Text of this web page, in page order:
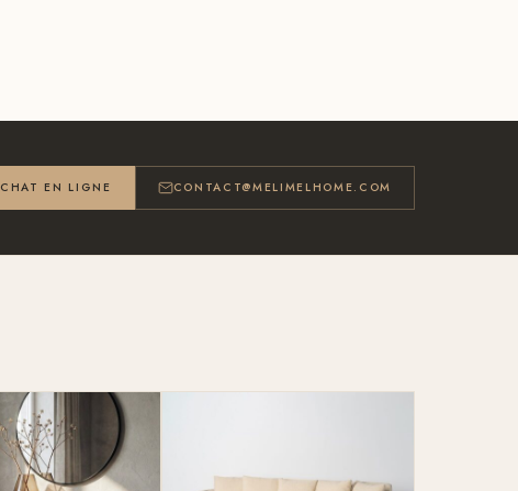
CHAT EN LIGNE CONTACT@MELIMELHOME.COM